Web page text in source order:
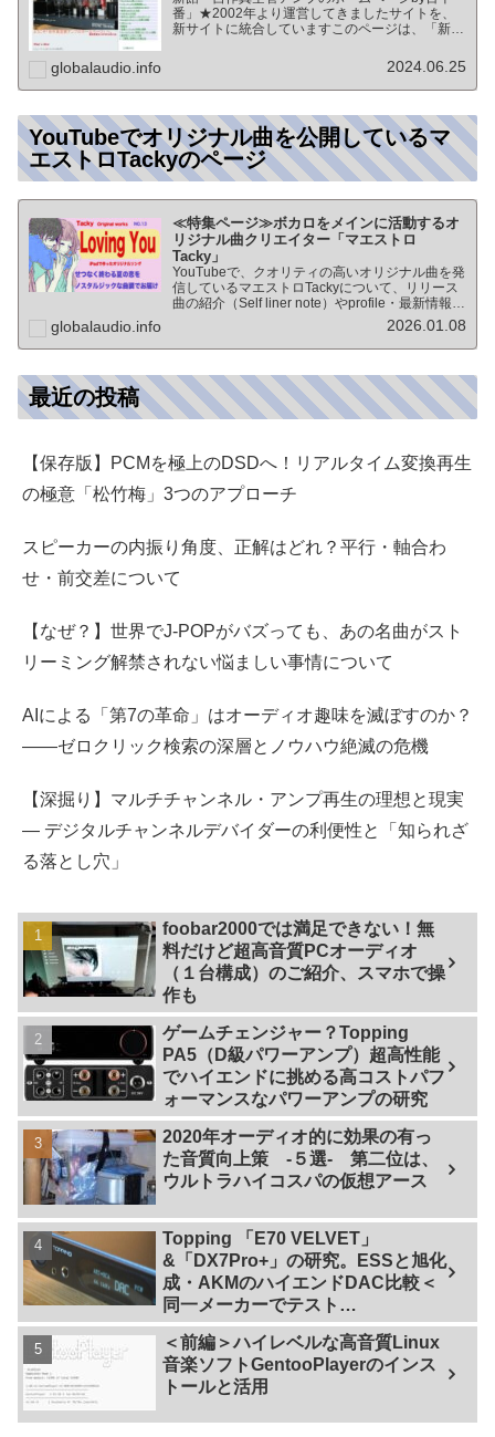
番」★2002年より運営してきましたサイトを、
新サイトに統合していますこのページは、「新
のTOPページになりますオーディオ情報全般の
globalaudio.info 2024.06.25
YouTubeでオリジナル曲を公開しているマ
エストロTackyのページ
≪特集ページ≫ボカロをメインに活動するオ
リジナル曲クリエイター「マエストロ
Tacky」
YouTubeで、クオリティの高いオリジナル曲を発
信しているマエストロTackyについて、リリース
曲の紹介（Self liner note）やprofile・最新情報な
ど★動画チャンネル登録100人突破記念作品の生
globalaudio.info 2026.01.08
最近の投稿
【保存版】PCMを極上のDSDへ！リアルタイム変換再生
の極意「松竹梅」3つのアプローチ
スピーカーの内振り角度、正解はどれ？平行・軸合わ
せ・前交差について
【なぜ？】世界でJ-POPがバズっても、あの名曲がスト
リーミング解禁されない悩ましい事情について
AIによる「第7の革命」はオーディオ趣味を滅ぼすのか？
――ゼロクリック検索の深層とノウハウ絶滅の危機
【深掘り】マルチチャンネル・アンプ再生の理想と現実
— デジタルチャンネルデバイダーの利便性と「知られざ
る落とし穴」
foobar2000では満足できない！無
料だけど超高音質PCオーディオ
（１台構成）のご紹介、スマホで操
作も
ゲームチェンジャー？Topping
PA5（D級パワーアンプ）超高性能
でハイエンドに挑める高コストパフ
ォーマンスなパワーアンプの研究
2020年オーディオ的に効果の有っ
た音質向上策 -５選- 第二位は、
ウルトラハイコスパの仮想アース
Topping 「E70 VELVET」
&「DX7Pro+」の研究。ESSと旭化
成・AKMのハイエンドDAC比較＜
同一メーカーでテスト
【ES9038PRO Vs AK4499EX】＞
＜前編＞ハイレベルな高音質Linux
音楽ソフトGentooPlayerのインス
トールと活用